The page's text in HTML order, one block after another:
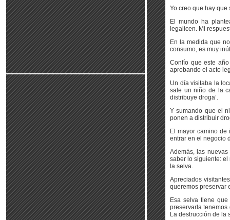
Yo creo que hay
El mundo ha
legalicen. Mi
En la medida que
consumo, es muy
Confío que este
aprobando el acto
Un día visitaba la
sale un niño de la
distribuye droga’.
Y sumando que el
ponen a distribuir
El mayor camino
entrar en el negocio
Además, las
saber lo siguiente:
la selva.
Apreciados
queremos preservar
Esa selva tiene
preservarla
La destrucción de la